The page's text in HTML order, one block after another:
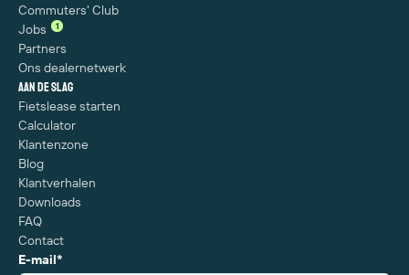
Commuters' Club
Jobs
1
Partners
Ons dealernetwerk
Aan de slag
Fietslease starten
Calculator
Klantenzone
Blog
Klantverhalen
Downloads
FAQ
Contact
E-mail*